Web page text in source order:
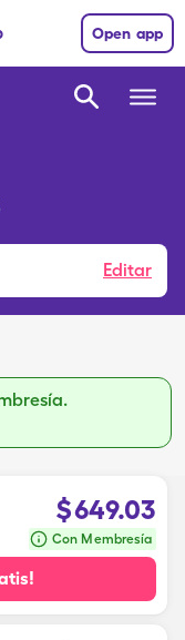
Open app
Editar
$649.03
Con Membresía